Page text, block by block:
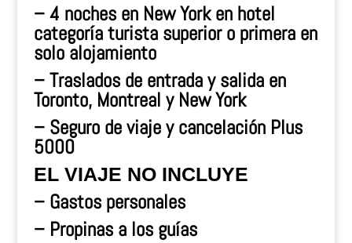
– 4 noches en New York en hotel
categoría turista superior o primera en
solo alojamiento
– Traslados de entrada y salida en
Toronto, Montreal y New York
– Seguro de viaje y cancelación Plus
5000
EL VIAJE NO INCLUYE
– Gastos personales
– Propinas a los guías